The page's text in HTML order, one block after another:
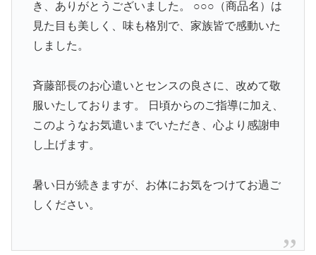
き、ありがとうございました。 ○○○（商品名）は
見た目も美しく、味も格別で、家族皆で感動いた
しました。
斉藤部長のお心遣いとセンスの良さに、改めて敬
服いたしております。 日頃からのご指導に加え、
このようなお気遣いまでいただき、心より感謝申
し上げます。
暑い日が続きますが、お体にお気をつけてお過ご
しください。